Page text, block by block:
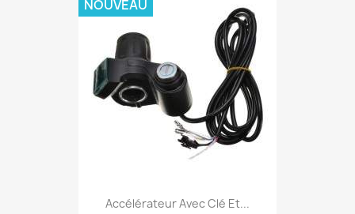
Accélérateur Avec Clé Et...
NOUVEAU